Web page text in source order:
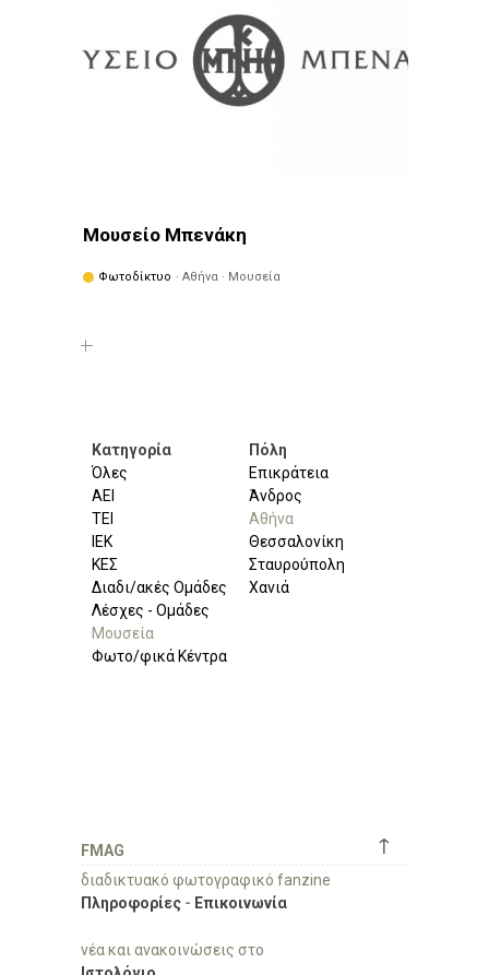
Μουσείο Μπενάκη
Φωτοδίκτυο · Αθήνα · Μουσεία
Κατηγορία
Όλες
ΑΕΙ
ΤΕΙ
ΙΕΚ
ΚΕΣ
Διαδι/ακές Ομάδες
Λέσχες - Ομάδες
Μουσεία
Φωτο/φικά Κέντρα
Πόλη
Επικράτεια
Άνδρος
Αθήνα
Θεσσαλονίκη
Σταυρούπολη
Χανιά
↑
FMAG
διαδικτυακό φωτογραφικό fanzine
Πληροφορίες - Επικοινωνία
νέα και ανακοινώσεις στο